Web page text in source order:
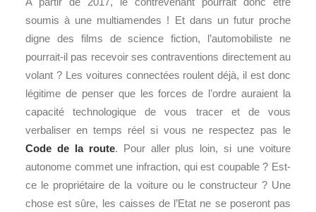
soumis à une multiamendes ! Et dans un futur proche
digne des films de science fiction, l’automobiliste ne
pourrait-il pas recevoir ses contraventions directement au
volant ? Les voitures connectées roulent déjà, il est donc
légitime de penser que les forces de l’ordre auraient la
capacité technologique de vous tracer et de vous
verbaliser en temps réel si vous ne respectez pas le
Code de la route. Pour aller plus loin, si une voiture
autonome commet une infraction, qui est coupable ? Est-
ce le propriétaire de la voiture ou le constructeur ? Une
chose est sûre, les caisses de l’Etat ne se poseront pas